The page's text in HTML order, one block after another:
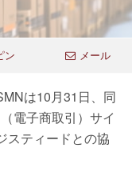
ン メール
は10月31日、同
電子商取引）サイ
スティードとの協